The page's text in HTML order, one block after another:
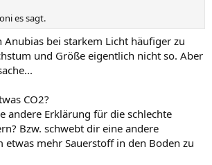
es sagt.
bei starkem Licht häufiger zu
und Größe eigentlich nicht so. Aber
CO2?
andere Erklärung für die schlechte
Bzw. schwebt dir eine andere
etwas mehr Sauerstoff in den Boden zu